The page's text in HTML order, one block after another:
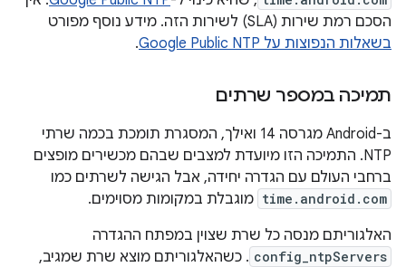
הסכם רמת שירות (SLA) לשירות הזה. מידע נוסף מפורט
בשאלות הנפוצות על Google Public NTP
.
תמיכה במספר שרתים
ב-Android מגרסה 14 ואילך, המסגרת תומכת בכמה שרתי
NTP. התמיכה הזו מיועדת למצבים שבהם מכשירים מופצים
ברחבי העולם עם הגדרה יחידה, אבל הגישה לשרתים כמו
time.android.com מוגבלת במקומות מסוימים.
האלגוריתם מנסה כל שרת שצוין במפתח ההגדרה
config_ntpServers . כשהאלגוריתם מוצא שרת שמגיב,